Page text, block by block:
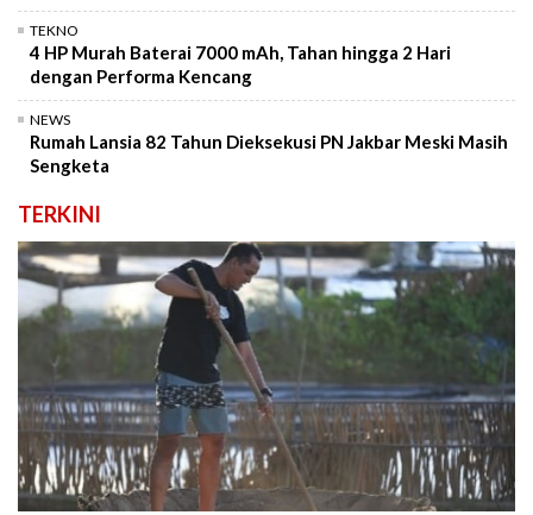
TEKNO
4 HP Murah Baterai 7000 mAh, Tahan hingga 2 Hari
dengan Performa Kencang
NEWS
Rumah Lansia 82 Tahun Dieksekusi PN Jakbar Meski Masih
Sengketa
TERKINI